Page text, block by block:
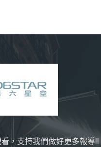
，支持我們做好更多報導!!